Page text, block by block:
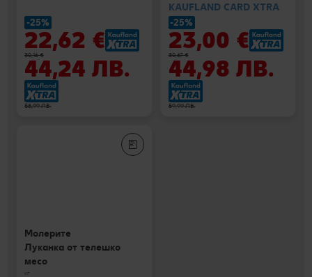
-25%
22,62 €
30,16 €
44,24 ЛВ.
58,99 ЛВ.
KAUFLAND CARD XTRA
-25%
23,00 €
30,67 €
44,98 ЛВ.
59,99 ЛВ.
Молерите
Луканка от телешко
месо
кг